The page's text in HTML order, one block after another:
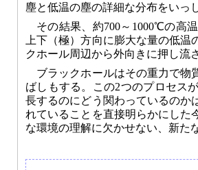
塵と低温の塵の詳細な分布をいっ
その結果、約700～1000℃の高
上下（極）方向に膨大な量の低
クホール周辺から外向きに押し流
ブラックホールはその重力で物
ばしもする。この2つのプロセス
長するのにどう関わっているのか
れていることを直接明らかにした
な環境の理解に欠かせない、新た